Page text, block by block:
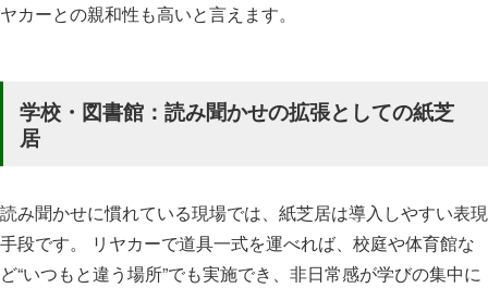
ヤカーとの親和性も高いと言えます。
学校・図書館：読み聞かせの拡張としての紙芝
居
読み聞かせに慣れている現場では、紙芝居は導入しやすい表現
手段です。 リヤカーで道具一式を運べれば、校庭や体育館な
ど“いつもと違う場所”でも実施でき、非日常感が学びの集中に